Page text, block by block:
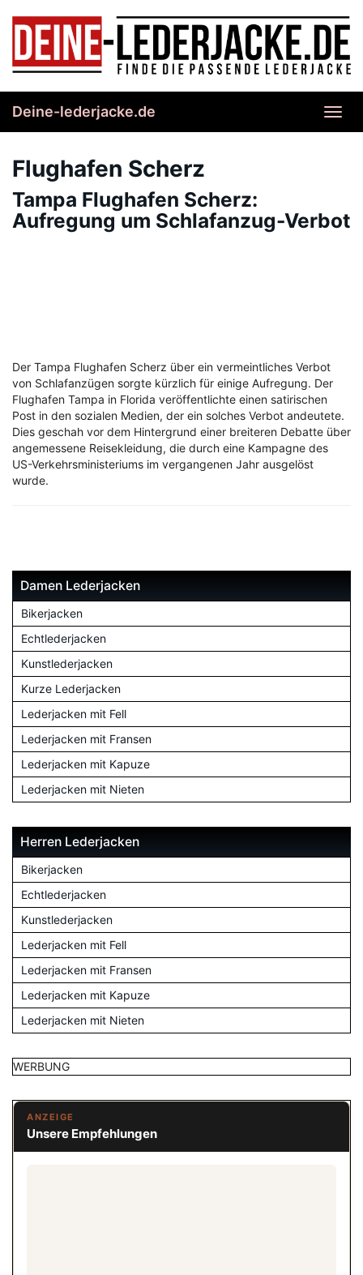
content
Deine-lederjacke.de
Flughafen Scherz
Tampa Flughafen Scherz:
Aufregung um Schlafanzug-Verbot
Der Tampa Flughafen Scherz über ein vermeintliches Verbot
von Schlafanzügen sorgte kürzlich für einige Aufregung. Der
Flughafen Tampa in Florida veröffentlichte einen satirischen
Post in den sozialen Medien, der ein solches Verbot andeutete.
Dies geschah vor dem Hintergrund einer breiteren Debatte über
angemessene Reisekleidung, die durch eine Kampagne des
US-Verkehrsministeriums im vergangenen Jahr ausgelöst
wurde.
Damen Lederjacken
Bikerjacken
Echtlederjacken
Kunstlederjacken
Kurze Lederjacken
Lederjacken mit Fell
Lederjacken mit Fransen
Lederjacken mit Kapuze
Lederjacken mit Nieten
Herren Lederjacken
Bikerjacken
Echtlederjacken
Kunstlederjacken
Lederjacken mit Fell
Lederjacken mit Fransen
Lederjacken mit Kapuze
Lederjacken mit Nieten
WERBUNG
ANZEIGE
Unsere Empfehlungen